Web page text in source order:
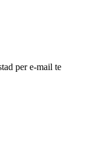
per e-mail te